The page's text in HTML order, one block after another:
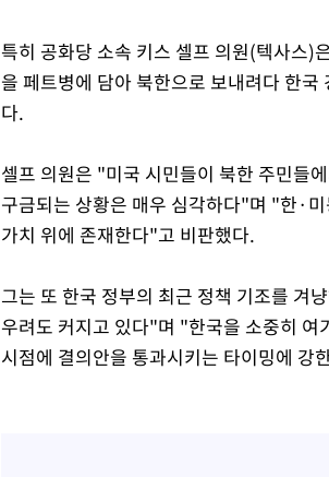
특히 공화당 소속 키스 셀프 의원(텍사스)
을 페트병에 담아 북한으로 보내려다 한
다.
셀프 의원은 "미국 시민들이 북한 주민들
구금되는 상황은 매우 심각하다"며 "한·
가치 위에 존재한다"고 비판했다.
그는 또 한국 정부의 최근 정책 기조를 겨
우려도 커지고 있다"며 "한국을 소중히 여
시점에 결의안을 통과시키는 타이밍에 강